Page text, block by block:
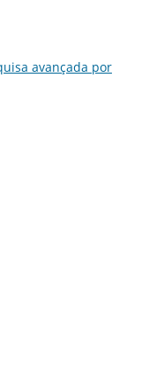
avançada por